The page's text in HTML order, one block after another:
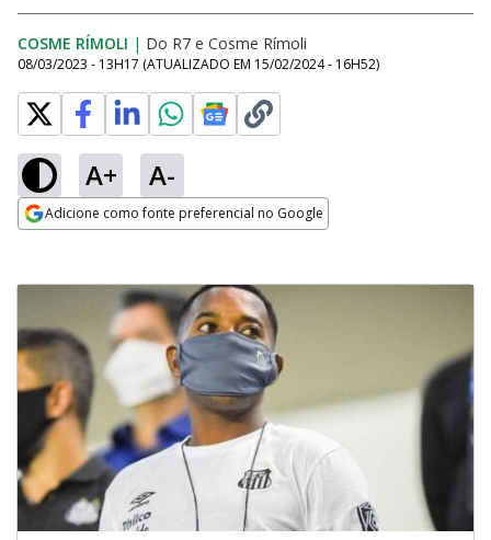
COSME RÍMOLI | Do R7 e Cosme Rímoli
08/03/2023 - 13H17 (ATUALIZADO EM 15/02/2024 - 16H52)
A+ A-
Adicione como fonte preferencial no Google